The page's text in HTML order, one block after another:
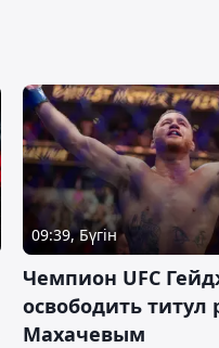
09:39, Бүгін
Чемпион UFC
освободить титул
Махачевым